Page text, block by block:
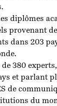
diplômes
provenant
dans 203
380
et parlant
de
du